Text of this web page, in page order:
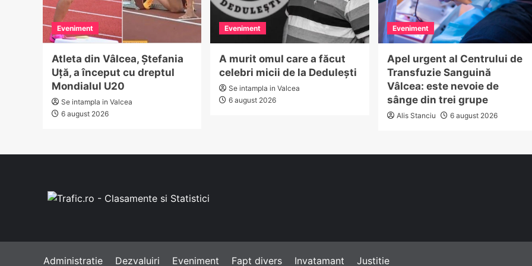
Eveniment
Atleta din Vâlcea, Ștefania
Uță, a început cu dreptul
Mondialul U20
Se intampla in Valcea
6 august 2026
Eveniment
A murit omul care a făcut
celebri micii de la Dedulești
Se intampla in Valcea
6 august 2026
Eveniment
Apel urgent al Centrului de
Transfuzie Sanguină
Vâlcea: este nevoie de
sânge din trei grupe
Alis Stanciu 6 august 2026
Administratie Dezvaluiri Eveniment Fapt divers Invatamant Justitie